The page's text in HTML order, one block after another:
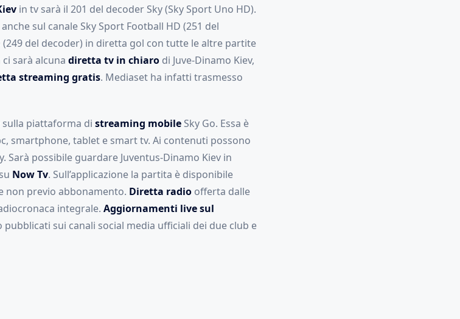
in tv sarà il 201 del decoder Sky (Sky Sport Uno HD).
sul canale Sky Sport Football HD (251 del
(249 del decoder) in diretta gol con tutte le altre partite
sarà alcuna diretta tv in chiarodi Juve-Dinamo Kiev,
streaming gratis. Mediaset ha infatti trasmesso
piattaforma di streaming mobileSky Go. Essa è
smartphone, tablet e smart tv. Ai contenuti possono
Sarà possibile guardare Juventus-Dinamo Kiev in
Now Tv. Sull’applicazione la partita è disponibile
non previo abbonamento. Diretta radioofferta dalle
integrale. Aggiornamenti live sul
sui canali social media ufficiali dei due club e